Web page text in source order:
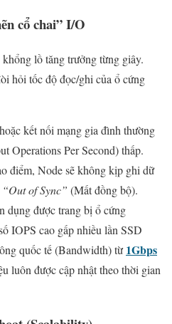
cổ chai” I/O
lồ tăng trưởng từng giây.
hỏi tốc độ đọc/ghi của ổ cứng
kết nối mạng gia đình thường
Operations Per Second) thấp.
điểm, Node sẽ không kịp ghi dữ
“Out of Sync” (Mất đồng bộ).
dụng được trang bị ổ cứng
IOPS cao gấp nhiều lần SSD
quốc tế (Bandwidth) từ 1Gbps
luôn được cập nhật theo thời gian